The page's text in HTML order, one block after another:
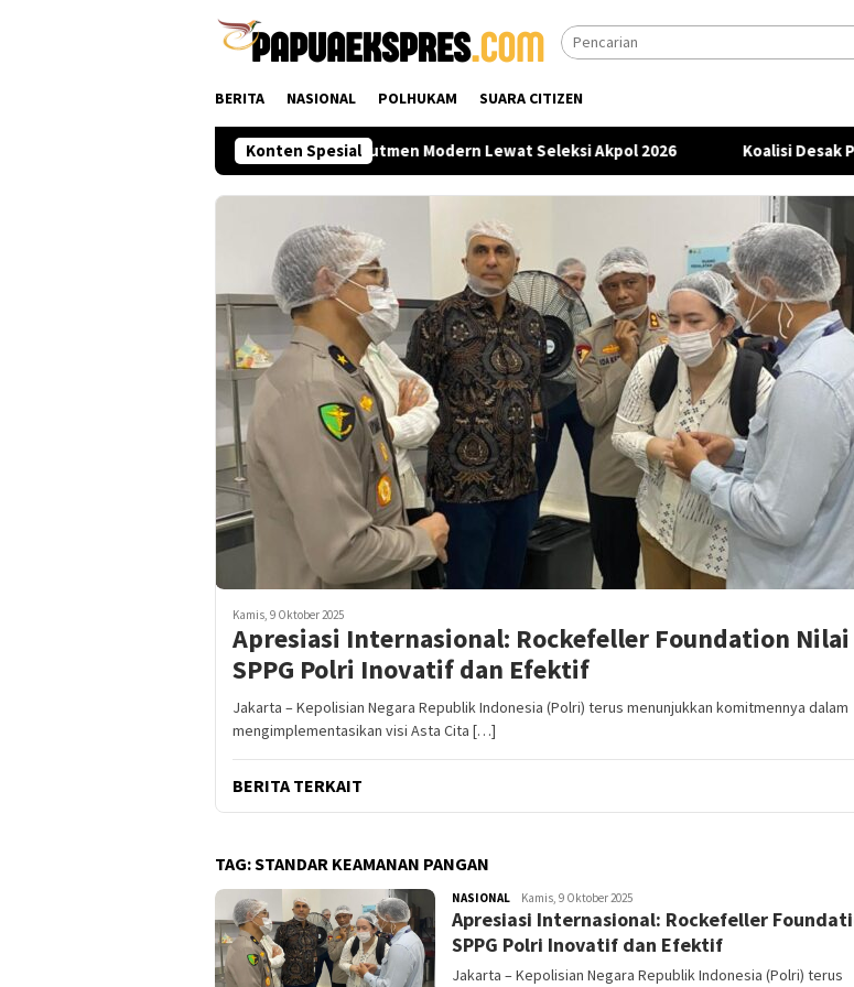
BERITA NASIONAL POLHUKAM SUARA CITIZEN
Konten Spesial
Polri Perkuat Rekrutmen Modern Lewat Seleksi Akpol 2026 Koalisi Desak
Kamis, 9 Oktober 2025
Apresiasi Internasional: Rockefeller Foundation Nilai
SPPG Polri Inovatif dan Efektif
Jakarta – Kepolisian Negara Republik Indonesia (Polri) terus menunjukkan komitmennya dalam
mengimplementasikan visi Asta Cita […]
BERITA TERKAIT
TAG:STANDAR KEAMANAN PANGAN
NASIONAL Redaktur
Kamis, 9 Oktober 2025
Apresiasi Internasional: Rockefeller
SPPG Polri Inovatif dan Efektif
Jakarta – Kepolisian Negara Republik Indonesia (Polri) terus